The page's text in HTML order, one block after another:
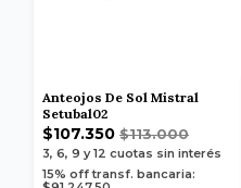
Anteojos De Sol Mistral
Setubal02
$107.350 $113.000
3, 6, 9 y 12 cuotas sin interés
15% off transf. bancaria: